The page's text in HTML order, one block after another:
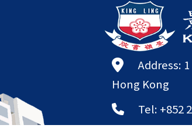
Address:
Hong Kong
Tel: +852